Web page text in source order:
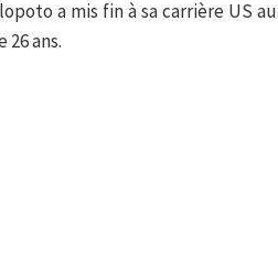
a mis fin à sa carrière US au
ans.